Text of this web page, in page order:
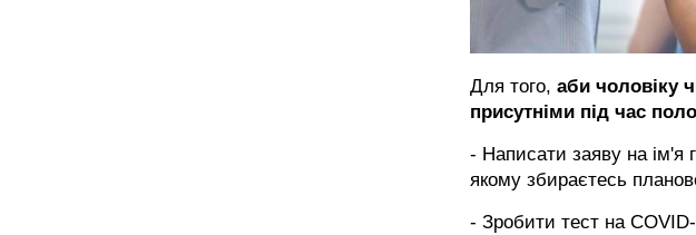
Для того, аби чоловіку
присутніми під час
- Написати заяву на ім'я
якому збираєтесь
- Зробити тест на